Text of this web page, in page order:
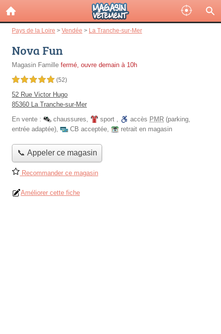
Pays de la Loire > Vendée > La Tranche-sur-Mer
Nova Fun
Magasin Famille fermé, ouvre demain à 10h
5,0 étoiles sur 5 (52)
52 Rue Victor Hugo
85360 La Tranche-sur-Mer
En vente :
chaussures, sport , accès PMR (parking,
entrée adaptée), CB acceptée, retrait en magasin
📞 Appeler ce magasin
Recommander ce magasin
Améliorer cette fiche